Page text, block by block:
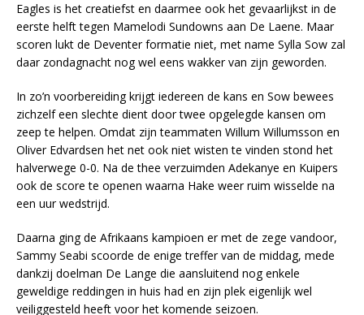
Eagles is het creatiefst en daarmee ook het gevaarlijkst in de
eerste helft tegen Mamelodi Sundowns aan De Laene. Maar
scoren lukt de Deventer formatie niet, met name Sylla Sow zal
daar zondagnacht nog wel eens wakker van zijn geworden.
In zo’n voorbereiding krijgt iedereen de kans en Sow bewees
zichzelf een slechte dient door twee opgelegde kansen om
zeep te helpen. Omdat zijn teammaten Willum Willumsson en
Oliver Edvardsen het net ook niet wisten te vinden stond het
halverwege 0-0. Na de thee verzuimden Adekanye en Kuipers
ook de score te openen waarna Hake weer ruim wisselde na
een uur wedstrijd.
Daarna ging de Afrikaans kampioen er met de zege vandoor,
Sammy Seabi scoorde de enige treffer van de middag, mede
dankzij doelman De Lange die aansluitend nog enkele
geweldige reddingen in huis had en zijn plek eigenlijk wel
veiliggesteld heeft voor het komende seizoen.